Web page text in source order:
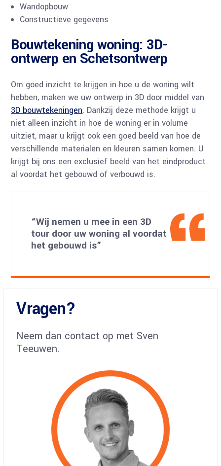
Wandopbouw
Constructieve gegevens
Bouwtekening woning: 3D-
ontwerp en Schetsontwerp
Om goed inzicht te krijgen in hoe u de woning wilt
hebben, maken we uw ontwerp in 3D door middel van
3D bouwtekeningen. Dankzij deze methode krijgt u
niet alleen inzicht in hoe de woning er in volume
uitziet, maar u krijgt ook een goed beeld van hoe de
verschillende materialen en kleuren samen komen. U
krijgt bij ons een exclusief beeld van het eindproduct
al voordat het gebouwd of verbouwd is.
“Wij nemen u mee in een 3D
tour door uw woning al voordat
het gebouwd is”
Vragen?
Neem dan contact op met Sven
Teeuwen.